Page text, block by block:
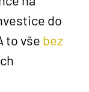
do
to vše bez